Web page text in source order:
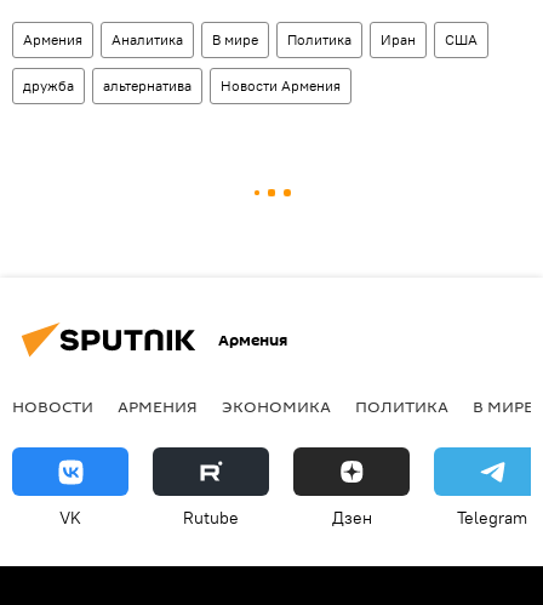
Армения Аналитика В мире Политика Иран США
дружба альтернатива Новости Армения
Армения
НОВОСТИ АРМЕНИЯ ЭКОНОМИКА ПОЛИТИКА В МИРЕ
VK Rutube Дзен Telegram